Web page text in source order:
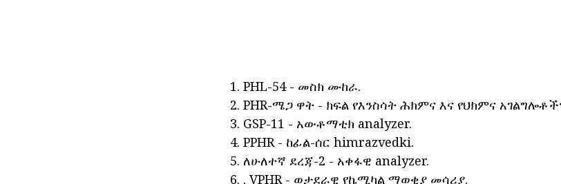
PHL-54 - መስክ ሙከራ.
PHR-ሜጋ ዋት - ክፍል የእንስሳት ሕክምና እና የህክምና
GSP-11 - አውቶማቲክ analyzer.
PPHR - ከፊል-ሰር himrazvedki.
ለሁለተኛ ደረጃ-2 - አቀፋዊ analyzer.
. VPHR - ወታደራዊ የኬሚካል ማወቂያ መሳሪያ.